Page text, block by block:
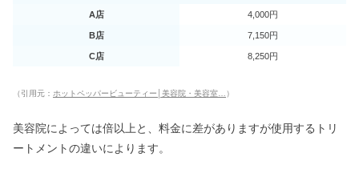
A店 4,000円
B店 7,150円
C店 8,250円
（引用元： ホットペッパービューティー│美容院・美容室… ）
美容院によっては倍以上と、料金に差がありますが使用するトリ
ートメントの違いによります。